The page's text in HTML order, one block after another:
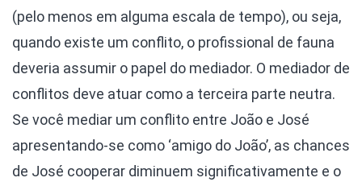
(pelo menos em alguma escala de tempo), ou seja,
quando existe um conflito, o profissional de fauna
deveria assumir o papel do mediador. O mediador de
conflitos deve atuar como a terceira parte neutra.
Se você mediar um conflito entre João e José
apresentando-se como ‘amigo do João’, as chances
de José cooperar diminuem significativamente e o